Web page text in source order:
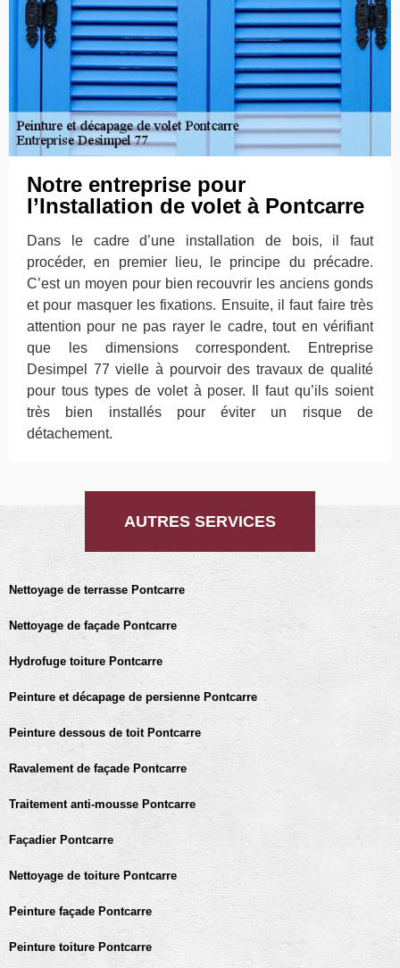
Notre entreprise pour
l’Installation de volet à Pontcarre
Dans le cadre d’une installation de bois, il faut
procéder, en premier lieu, le principe du précadre.
C’est un moyen pour bien recouvrir les anciens gonds
et pour masquer les fixations. Ensuite, il faut faire très
attention pour ne pas rayer le cadre, tout en vérifiant
que les dimensions correspondent. Entreprise
Desimpel 77 vielle à pourvoir des travaux de qualité
pour tous types de volet à poser. Il faut qu’ils soient
très bien installés pour éviter un risque de
détachement.
AUTRES SERVICES
Nettoyage de terrasse Pontcarre
Nettoyage de façade Pontcarre
Hydrofuge toiture Pontcarre
Peinture et décapage de persienne Pontcarre
Peinture dessous de toit Pontcarre
Ravalement de façade Pontcarre
Traitement anti-mousse Pontcarre
Façadier Pontcarre
Nettoyage de toiture Pontcarre
Peinture façade Pontcarre
Peinture toiture Pontcarre